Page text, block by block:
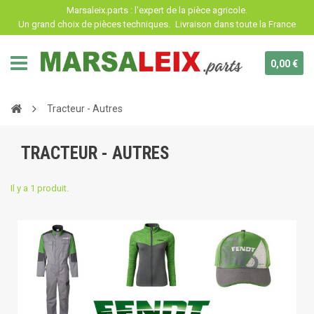
Marsaleix.parts : l'expert de la pièce agricole.
Un grand choix de pièces techniques. Livraison dans toute la France
0,00 €
Tracteur - Autres
TRACTEUR - AUTRES
Il y a 1 produit.
Panneau de gestion des cookies